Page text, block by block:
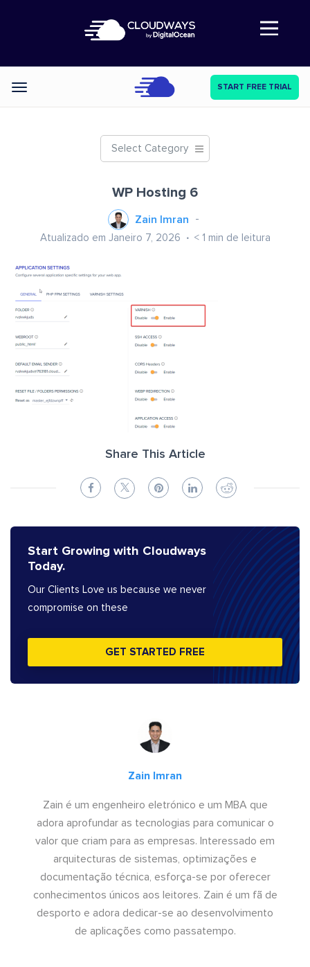
Abre a navegação
Categories START FREE TRIAL
Select Category
WP Hosting 6
Zain Imran
Atualizado em Janeiro 7, 2026 < 1 min de leitura
Share This Article
Start Growing with Cloudways
Today.
Our Clients Love us because we never
compromise on these
GET STARTED FREE
Zain Imran
Zain é um engenheiro eletrónico e um MBA que
adora aprofundar as tecnologias para comunicar o
valor que criam para as empresas. Interessado em
arquitecturas de sistemas, optimizações e
documentação técnica, esforça-se por oferecer
conhecimentos únicos aos leitores. Zain é um fã de
desporto e adora dedicar-se ao desenvolvimento
de aplicações como passatempo.